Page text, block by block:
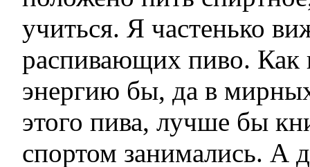
учиться. Я частенько
распивающих пиво. Как
энергию бы, да в
этого пива, лучше бы
спортом занимались. А